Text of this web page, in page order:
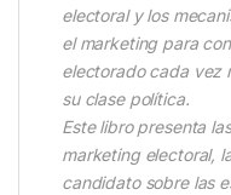
electoral y los
el marketing para
electorado cada vez
su clase política.
Este libro presenta
marketing electoral,
candidato sobre las